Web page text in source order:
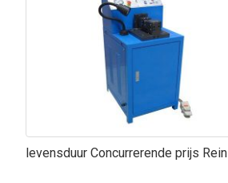
levensduur Concurrerende prijs